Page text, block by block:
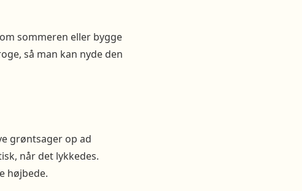
sommeren eller bygge
så man kan nyde den
grøntsager op ad
når det lykkedes.
højbede.